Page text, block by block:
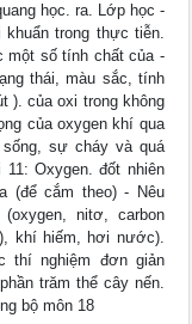
học. ra. Lớp học -
trong thực tiễn.
một số tính chất của -
thái, màu sắc, tính
). của oxi trong không
của oxygen khí qua
sự cháy và quá
Oxygen. đốt nhiên
(để cắm theo) - Nêu
nitơ, carbon
khí hiếm, hơi nước).
thí nghiệm đơn giản
trăm thể cây nến.
bộ môn 18